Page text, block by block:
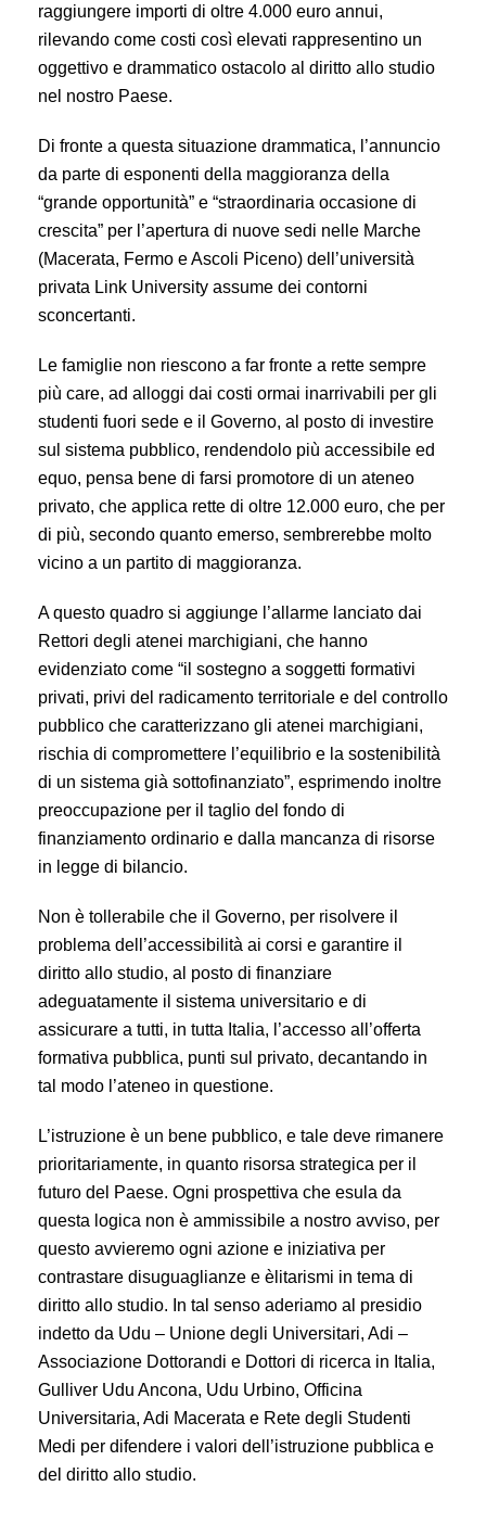
raggiungere importi di oltre 4.000 euro annui,
rilevando come costi così elevati rappresentino un
oggettivo e drammatico ostacolo al diritto allo studio
nel nostro Paese.
Di fronte a questa situazione drammatica, l’annuncio
da parte di esponenti della maggioranza della
“grande opportunità” e “straordinaria occasione di
crescita” per l’apertura di nuove sedi nelle Marche
(Macerata, Fermo e Ascoli Piceno) dell’università
privata Link University assume dei contorni
sconcertanti.
Le famiglie non riescono a far fronte a rette sempre
più care, ad alloggi dai costi ormai inarrivabili per gli
studenti fuori sede e il Governo, al posto di investire
sul sistema pubblico, rendendolo più accessibile ed
equo, pensa bene di farsi promotore di un ateneo
privato, che applica rette di oltre 12.000 euro, che per
di più, secondo quanto emerso, sembrerebbe molto
vicino a un partito di maggioranza.
A questo quadro si aggiunge l’allarme lanciato dai
Rettori degli atenei marchigiani, che hanno
evidenziato come “il sostegno a soggetti formativi
privati, privi del radicamento territoriale e del controllo
pubblico che caratterizzano gli atenei marchigiani,
rischia di compromettere l’equilibrio e la sostenibilità
di un sistema già sottofinanziato”, esprimendo inoltre
preoccupazione per il taglio del fondo di
finanziamento ordinario e dalla mancanza di risorse
in legge di bilancio.
Non è tollerabile che il Governo, per risolvere il
problema dell’accessibilità ai corsi e garantire il
diritto allo studio, al posto di finanziare
adeguatamente il sistema universitario e di
assicurare a tutti, in tutta Italia, l’accesso all’offerta
formativa pubblica, punti sul privato, decantando in
tal modo l’ateneo in questione.
L’istruzione è un bene pubblico, e tale deve rimanere
prioritariamente, in quanto risorsa strategica per il
futuro del Paese. Ogni prospettiva che esula da
questa logica non è ammissibile a nostro avviso, per
questo avvieremo ogni azione e iniziativa per
contrastare disuguaglianze e èlitarismi in tema di
diritto allo studio. In tal senso aderiamo al presidio
indetto da Udu – Unione degli Universitari, Adi –
Associazione Dottorandi e Dottori di ricerca in Italia,
Gulliver Udu Ancona, Udu Urbino, Officina
Universitaria, Adi Macerata e Rete degli Studenti
Medi per difendere i valori dell’istruzione pubblica e
del diritto allo studio.